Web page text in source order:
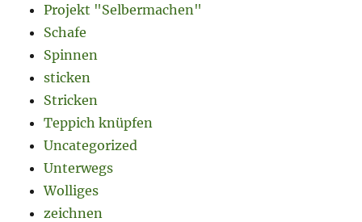
Projekt "Selbermachen"
Schafe
Spinnen
sticken
Stricken
Teppich knüpfen
Uncategorized
Unterwegs
Wolliges
zeichnen